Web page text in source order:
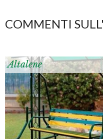
COMMENTI
Altalene